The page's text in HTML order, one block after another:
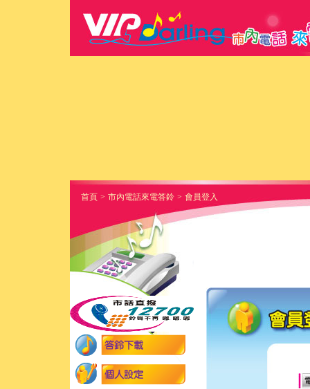
首頁 > 市內電話來電答鈴 > 會員登入